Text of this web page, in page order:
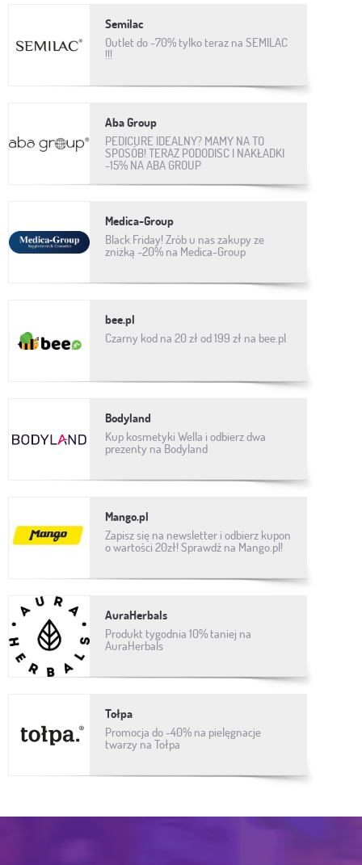
Semilac
Outlet do -70% tylko teraz na SEMILAC
!!!
Aba Group
PEDICURE IDEALNY? MAMY NA TO
SPOSÓB! TERAZ PODODISC I NAKŁADKI
-15% NA ABA GROUP
Medica-Group
Black Friday! Zrób u nas zakupy ze
zniżką -20% na Medica-Group
bee.pl
Czarny kod na 20 zł od 199 zł na bee.pl
Bodyland
Kup kosmetyki Wella i odbierz dwa
prezenty na Bodyland
Mango.pl
Zapisz się na newsletter i odbierz kupon
o wartości 20zł! Sprawdź na Mango.pl!
AuraHerbals
Produkt tygodnia 10% taniej na
AuraHerbals
Tołpa
Promocja do -40% na pielęgnacje
twarzy na Tołpa